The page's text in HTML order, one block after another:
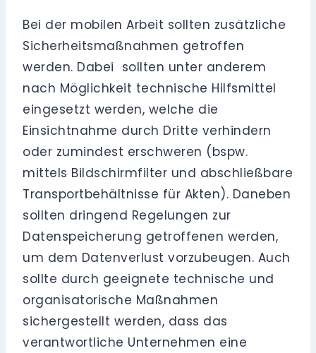
Bei der mobilen Arbeit sollten zusätzliche
Sicherheitsmaßnahmen getroffen
werden. Dabei sollten unter anderem
nach Möglichkeit technische Hilfsmittel
eingesetzt werden, welche die
Einsichtnahme durch Dritte verhindern
oder zumindest erschweren (bspw.
mittels Bildschirmfilter und abschließbare
Transportbehältnisse für Akten). Daneben
sollten dringend Regelungen zur
Datenspeicherung getroffenen werden,
um dem Datenverlust vorzubeugen. Auch
sollte durch geeignete technische und
organisatorische Maßnahmen
sichergestellt werden, dass das
verantwortliche Unternehmen eine